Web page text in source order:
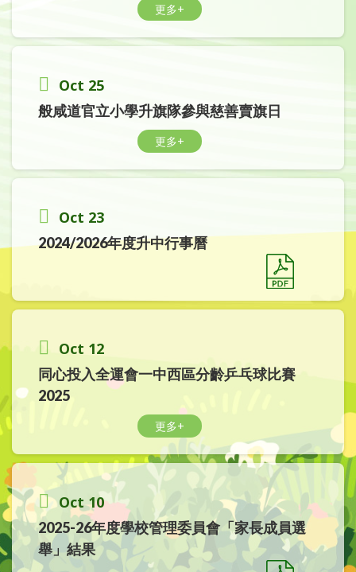
更多+
Oct 25
般咸道官立小學升旗隊參與慈善賣旗日
更多+
Oct 23
2024/2026年度升中行事曆
Oct 12
同心投入全運會一中西區分齡乒乓球比賽
2025
更多+
Oct 10
2025-26年度學校管理委員會「家長成員選
舉」結果